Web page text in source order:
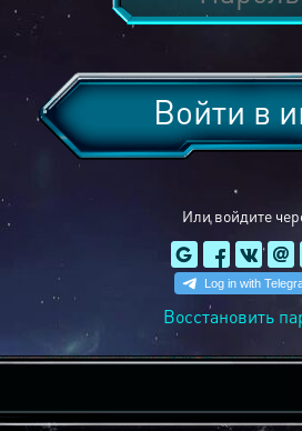
Или войдите
Войти в
Восстановить